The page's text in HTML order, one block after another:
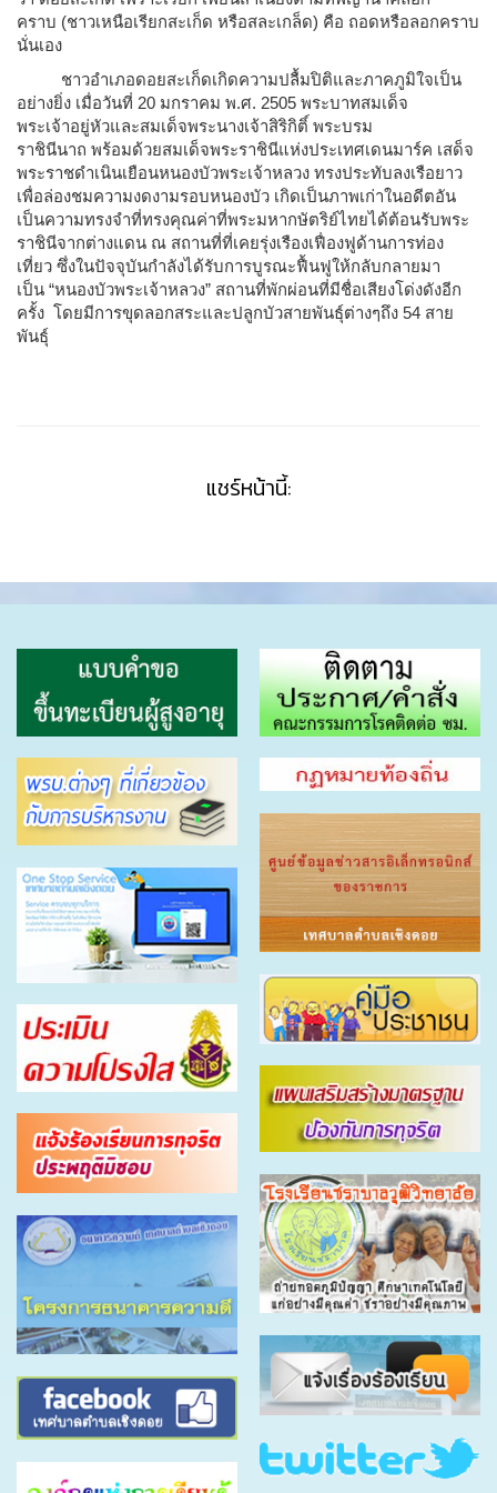
คราบ (ชาวเหนือเรียกสะเก็ด หรือสละเกล็ด) คือ ถอดหรือลอกคราบ
นั่นเอง
ชาวอำเภอดอยสะเก็ดเกิดความปลื้มปิติและภาคภูมิใจเป็น
อย่างยิ่ง เมื่อวันที่ 20 มกราคม พ.ศ. 2505 พระบาทสมเด็จ
พระเจ้าอยู่หัวและสมเด็จพระนางเจ้าสิริกิติ์ พระบรม
ราชินีนาถ พร้อมด้วยสมเด็จพระราชินีแห่งประเทศเดนมาร์ค เสด็จ
พระราชดำเนินเยือนหนองบัวพระเจ้าหลวง ทรงประทับลงเรือยาว
เพื่อล่องชมความงดงามรอบหนองบัว เกิดเป็นภาพเก่าในอดีตอัน
เป็นความทรงจำที่ทรงคุณค่าที่พระมหากษัตริย์ไทยได้ต้อนรับพระ
ราชินีจากต่างแดน ณ สถานที่ที่เคยรุ่งเรืองเฟื่องฟูด้านการท่อง
เที่ยว ซึ่งในปัจจุบันกำลังได้รับการบูรณะฟื้นฟูให้กลับกลายมา
เป็น “หนองบัวพระเจ้าหลวง” สถานที่พักผ่อนที่มีชื่อเสียงโด่งดังอีก
ครั้ง โดยมีการขุดลอกสระและปลูกบัวสายพันธุ์ต่างๆถึง 54 สาย
พันธุ์
แชร์หน้านี้: